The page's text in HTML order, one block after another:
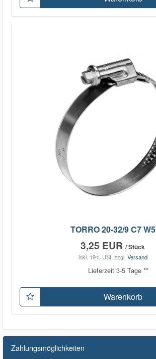
TORRO 20-32/9 C7 W5
3,25 EUR / Stück
inkl. 19% USt. zzgl. Versand
Lieferzeit 3-5 Tage **
Warenkorb
Zahlungsmöglichkeiten